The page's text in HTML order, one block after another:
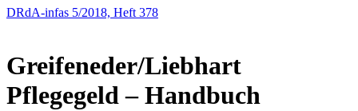
DRdA-infas 5/2018, Heft 378
Greifeneder/Liebhart
Pflegegeld – Handbuch